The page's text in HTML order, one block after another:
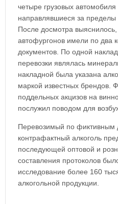
четыре грузовых
направлявшиеся за пределы
После досмотра выяснилось,
автофургонов имели по два
документов. По одной
перевозки являлась
накладной была указана
маркой известных брендов.
поддельных акцизов на
послужил поводом для
Перевозимый по фиктивным
контрафактный алкоголь
последующей оптовой и
составления протоколов
исследование более 160
алкогольной продукции.